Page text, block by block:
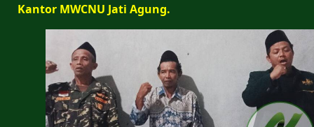
Kantor MWCNU Jati Agung.